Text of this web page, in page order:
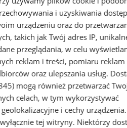
Skolimowskiej 2024
Sportowe
i uzyskiwania
urządzeniu oraz do
takich jak Twój adres IP,
przeglądania, w celu
reklam i treści, pomiaru reklam
oraz ulepszania usług.
mogą również przetwarzać
celach, w tym wykorzystywać
i cechy
tej witryny. Niektórzy